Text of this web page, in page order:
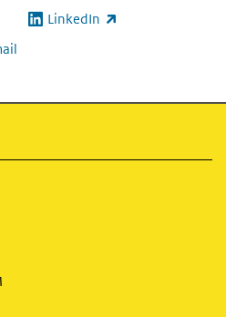
link) LinkedIn
(externe link)